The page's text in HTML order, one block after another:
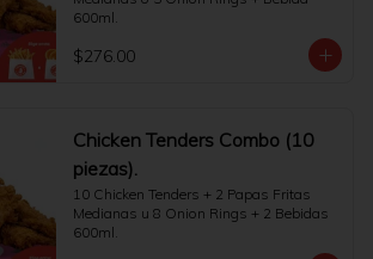
600ml.
$276.00
Chicken Tenders Combo (10
piezas).
10 Chicken Tenders + 2 Papas Fritas
Medianas u 8 Onion Rings + 2 Bebidas
600ml.